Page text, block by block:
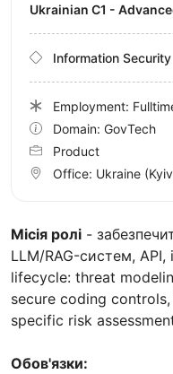
Місія ролі -
LLM/RAG-систем, API,
lifecycle: threat
secure coding
specific risk
Обов'язки:
Ukrainian C1 -
Information Security
Employment:
Domain: GovTech
Product
Office: Ukraine